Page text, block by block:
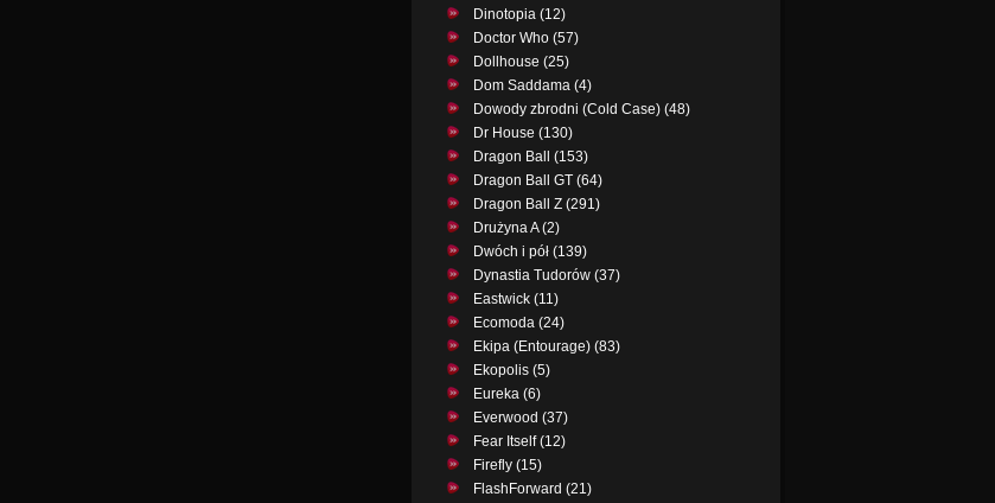
Dinotopia (12)
Doctor Who (57)
Dollhouse (25)
Dom Saddama (4)
Dowody zbrodni (Cold Case) (48)
Dr House (130)
Dragon Ball (153)
Dragon Ball GT (64)
Dragon Ball Z (291)
Drużyna A (2)
Dwóch i pół (139)
Dynastia Tudorów (37)
Eastwick (11)
Ecomoda (24)
Ekipa (Entourage) (83)
Ekopolis (5)
Eureka (6)
Everwood (37)
Fear Itself (12)
Firefly (15)
FlashForward (21)